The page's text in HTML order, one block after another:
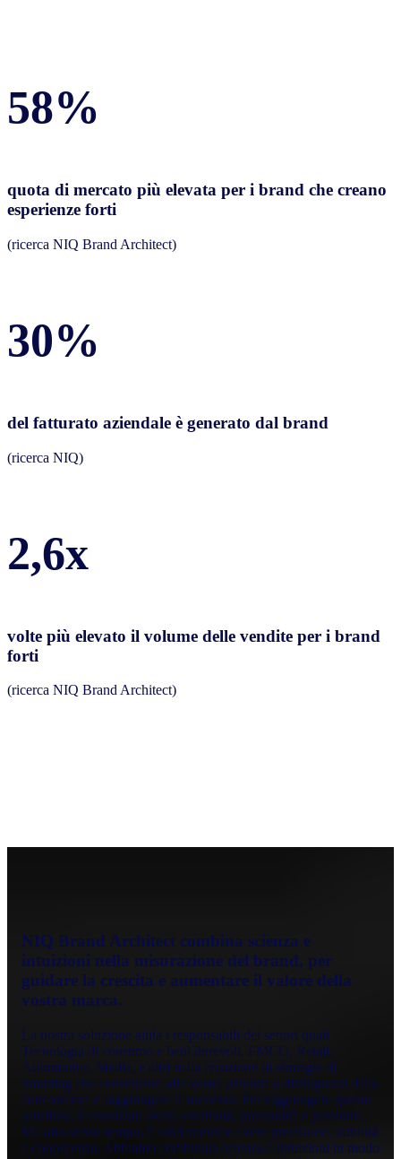
58%
quota di mercato più elevata per i brand che creano
esperienze forti
(ricerca NIQ Brand Architect)
30%
del fatturato aziendale è generato dal brand
(ricerca NIQ)
2,6x
volte più elevato il volume delle vendite per i brand
forti
(ricerca NIQ Brand Architect)
NIQ Brand Architect combina scienza e
intuizioni nella misurazione del brand, per
guidare la crescita e aumentare il valore della
vostra marca.
La nostra soluzione aiuta i responsabili dei settori quali
Tecnologia di consumo e beni durevoli, FMCG, Retail,
Automotive, Media, e altri nella creazione di strategie di
branding che consentano alla vostra azienda a distinguersi dalla
concorrenza e raggiungere il successo. Per raggiungere questo
obiettivo, è essenziale avere creatività, profondità e passione.
Ma allo stesso tempo, è fondamentale avere precisione, stabilità
e conoscenza. Abbiamo combinato scienza e intuizioni in modo